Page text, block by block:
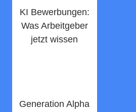
KI Bewerbungen:
Was Arbeitgeber
jetzt wissen
Generation Alpha